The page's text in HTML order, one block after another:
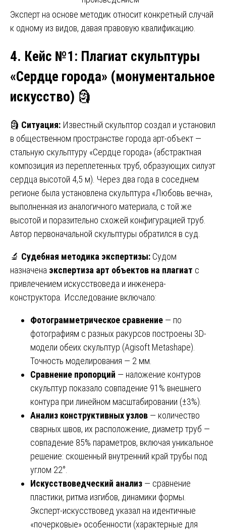
Эксперт на основе методик относит конкретный случай
к одному из видов, давая правовую квалификацию.
4. Кейс №1: Плагиат скульптуры
«Сердце города» (монументальное
искусство) 🗿
🗿 Ситуация: Известный скульптор создал и установил
в общественном пространстве города арт-объект —
стальную скульптуру «Сердце города» (абстрактная
композиция из переплетенных труб, образующих силуэт
сердца высотой 4,5 м). Через два года в соседнем
регионе была установлена скульптура «Любовь вечна»,
выполненная из аналогичного материала, с той же
высотой и поразительно схожей конфигурацией труб.
Автор первоначальной скульптуры обратился в суд.
🔬 Судебная методика экспертизы: Судом
назначена экспертиза арт объектов на плагиат с
привлечением искусствоведа и инженера-
конструктора. Исследование включало:
Фотограмметрическое сравнение — по
фотографиям с разных ракурсов построены 3D-
модели обеих скульптур (Agisoft Metashape).
Точность моделирования — 2 мм.
Сравнение пропорций — наложение контуров
скульптур показало совпадение 91% внешнего
контура при линейном масштабировании (±3%).
Анализ конструктивных узлов — количество
сварных швов, их расположение, диаметр труб —
совпадение 85% параметров, включая уникальное
решение: скошенный внутренний край трубы под
углом 22°.
Искусствоведческий анализ — сравнение
пластики, ритма изгибов, динамики формы.
Эксперт-искусствовед указал на идентичные
«почерковые» особенности (характерные для